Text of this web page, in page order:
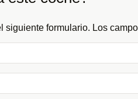
formulario. Los